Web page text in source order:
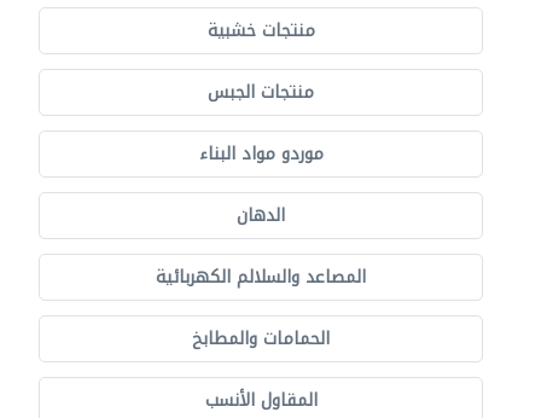
منتجات خشبية
منتجات الجبس
موردو مواد البناء
الدهان
المصاعد والسلالم الكهربائية
الحمامات والمطابخ
المقاول الأنسب